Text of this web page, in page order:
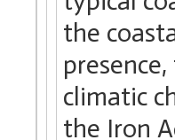
the
climatic
the Iron